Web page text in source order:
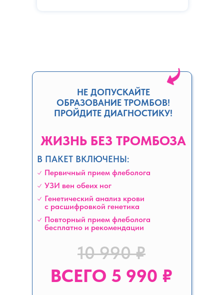
НЕ ДОПУСКАЙТЕ
ОБРАЗОВАНИЕ ТРОМБОВ!
ПРОЙДИТЕ ДИАГНОСТИКУ!
ЖИЗНЬ БЕЗ ТРОМБОЗА
ВСЕГО 5 990 ₽
10 990 ₽
В ПАКЕТ ВКЛЮЧЕНЫ:
Повторный прием флеболога
бесплатно и рекомендации
Генетический анализ крови
с расшифровкой генетика
УЗИ вен обеих ног
Первичный прием флеболога